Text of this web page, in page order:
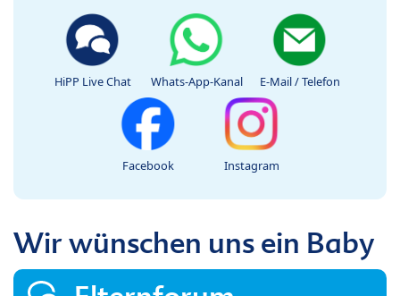
HiPP Live Chat Whats-App-Kanal E-Mail / Telefon
Facebook Instagram
Wir wünschen uns ein Baby